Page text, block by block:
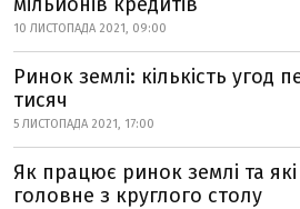
10 ЛИСТОПАДА 2021, 09:00
Ринок землі: кількість угод
тисяч
5 ЛИСТОПАДА 2021, 17:00
Як працює ринок землі та
головне з круглого столу